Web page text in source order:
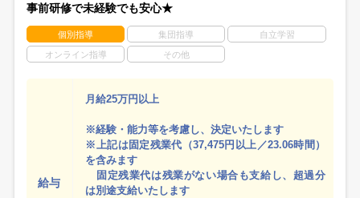
事前研修で未経験でも安心★
個別指導 集団指導 自立学習
オンライン指導 その他
給与
月給25万円以上
※経験・能力等を考慮し、決定いたします
※上記は固定残業代（37,475円以上／23.06時間）
を含みます
固定残業代は残業がない場合も支給し、超過分
は別途支給いたします